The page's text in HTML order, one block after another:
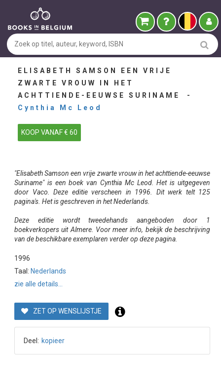
ELISABETH SAMSON EEN VRIJE
ZWARTE VROUW IN HET
ACHTTIENDE-EEUWSE SURINAME -
Cynthia Mc Leod
KOOP VANAF € 60
"Elisabeth Samson een vrije zwarte vrouw in het achttiende-eeuwse
Suriname" is een boek van Cynthia Mc Leod. Het is uitgegeven
door Vaco. Deze editie verscheen in 1996. Dit werk telt 125
pagina's. Het is geschreven in het Nederlands.
Deze editie wordt tweedehands aangeboden door 1
boekverkopers uit Almere. Voor meer info, bekijk de beschrijving
van de beschikbare exemplaren verder op deze pagina.
1996
Taal: Nederlands
zie alle details...
ZET OP WENSLIJSTJE
Deel: kopieer